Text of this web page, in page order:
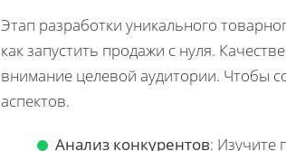
Этап разработки уникального
как запустить продажи с нуля.
внимание целевой аудитории. Чтобы
аспектов.
Анализ конкурентов: Изучите